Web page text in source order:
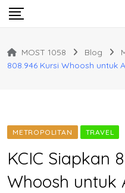
Skip
MOST 1058 Blog
808.946 Kursi Whoosh untuk
METROPOLITAN TRAVEL
KCIC Siapkan
Whoosh untuk